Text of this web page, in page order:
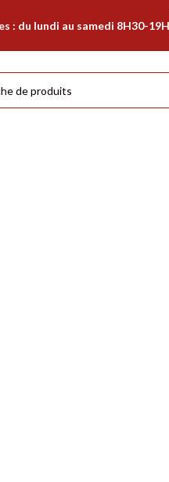
: du lundi au samedi 8H30-19H